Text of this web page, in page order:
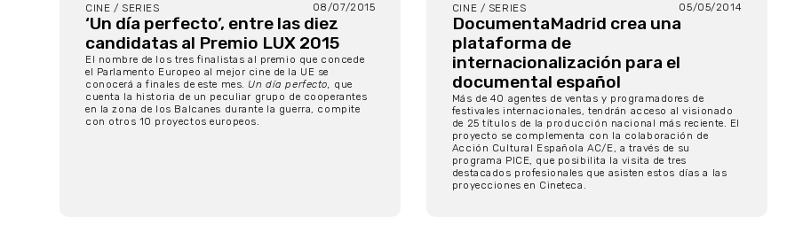
CINE / SERIES 08/07/2015
‘Un día perfecto’, entre las diez
candidatas al Premio LUX 2015
El nombre de los tres finalistas al premio que concede
el Parlamento Europeo al mejor cine de la UE se
conocerá a finales de este mes. Un día perfecto, que
cuenta la historia de un peculiar grupo de cooperantes
en la zona de los Balcanes durante la guerra, compite
con otros 10 proyectos europeos.
CINE / SERIES 05/05/2014
DocumentaMadrid crea una
plataforma de
internacionalización para el
documental español
Más de 40 agentes de ventas y programadores de
festivales internacionales, tendrán acceso al visionado
de 25 títulos de la producción nacional más reciente. El
proyecto se complementa con la colaboración de
Acción Cultural Española AC/E, a través de su
programa PICE, que posibilita la visita de tres
destacados profesionales que asisten estos días a las
proyecciones en Cineteca.